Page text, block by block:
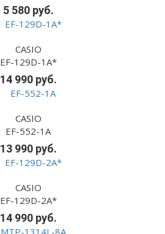
5 580 руб.
CASIO
EF-129D-1A*
14 990 руб.
CASIO
EF-552-1A
13 990 руб.
CASIO
EF-129D-2A*
14 990 руб.